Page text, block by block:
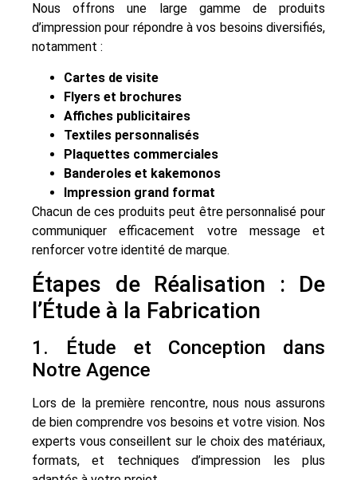
Nous offrons une large gamme de produits
d’impression pour répondre à vos besoins diversifiés,
notamment :
Cartes de visite
Flyers et brochures
Affiches publicitaires
Textiles personnalisés
Plaquettes commerciales
Banderoles et kakemonos
Impression grand format
Chacun de ces produits peut être personnalisé pour
communiquer efficacement votre message et
renforcer votre identité de marque.
Étapes de Réalisation : De
l’Étude à la Fabrication
1. Étude et Conception dans
Notre Agence
Lors de la première rencontre, nous nous assurons
de bien comprendre vos besoins et votre vision. Nos
experts vous conseillent sur le choix des matériaux,
formats, et techniques d’impression les plus